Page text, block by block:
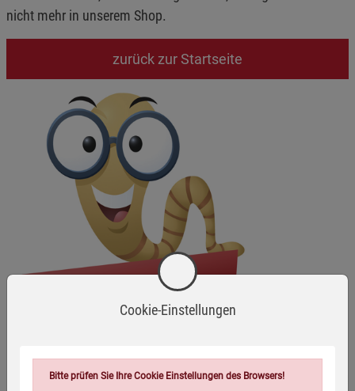
nicht mehr in unserem Shop.
zurück zur Startseite
Cookie-Einstellungen
Bitte prüfen Sie Ihre Cookie Einstellungen des Browsers!